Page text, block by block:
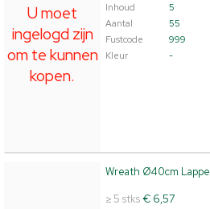
U moet
ingelogd zijn
om te kunnen
kopen.
Inhoud
5
Aantal
55
Fustcode
999
Kleur
-
Wreath Ø40cm
≥ 5 stks€ 6,57
Wreath Ø40cm Lappenmoss/
U moet ingelogd zijn om te